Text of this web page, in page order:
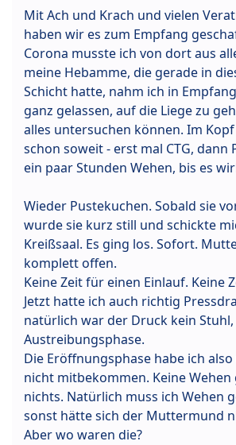
Mit Ach und Krach und vielen
haben wir es zum Empfang
Corona musste ich von dort aus
meine Hebamme, die gerade in
Schicht hatte, nahm ich in
ganz gelassen, auf die Liege zu
alles untersuchen können. Im
schon soweit - erst mal CTG, dann
ein paar Stunden Wehen, bis es
Wieder Pustekuchen. Sobald sie
wurde sie kurz still und schickte
Kreißsaal. Es ging los. Sofort.
komplett offen.
Keine Zeit für einen Einlauf. Keine
Jetzt hatte ich auch richtig
natürlich war der Druck kein
Austreibungsphase.
Die Eröffnungsphase habe ich
nicht mitbekommen. Keine
nichts. Natürlich muss ich Wehen
sonst hätte sich der Muttermund
Aber wo waren die?